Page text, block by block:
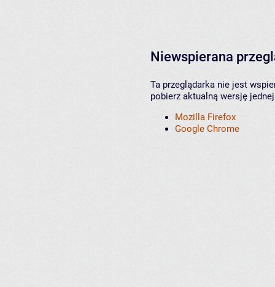
Niewspierana
Ta przeglądarka nie jest
pobierz aktualną wersję
Mozilla Firefox
Google Chrome